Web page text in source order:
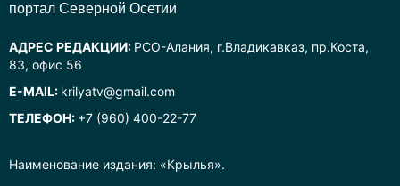
Наименование издания: «Крылья».
портал Северной Осетии
АДРЕС РЕДАКЦИИ: РСО-Алания, г.Владикавказ, пр.Коста,
83, офис 56
E-MAIL: krilyatv@gmail.com
ТЕЛЕФОН: +7 (960) 400-22-77